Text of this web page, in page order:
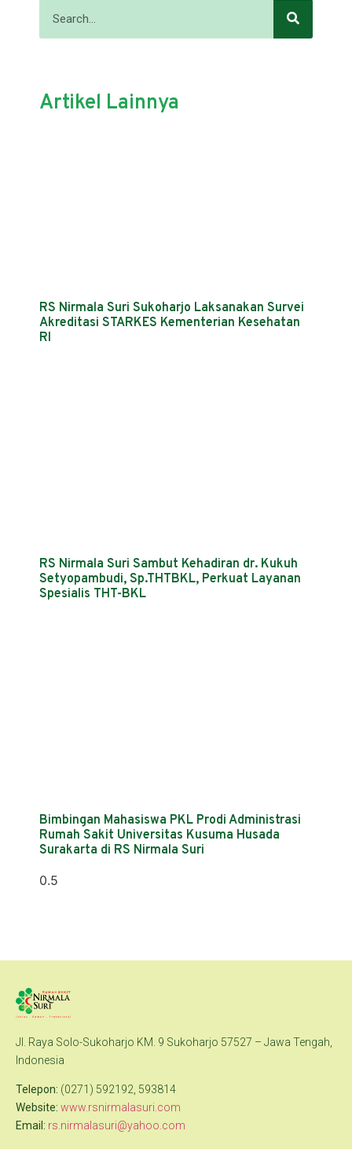
Artikel Lainnya
RS Nirmala Suri Sukoharjo Laksanakan Survei
Akreditasi STARKES Kementerian Kesehatan
RI
RS Nirmala Suri Sambut Kehadiran dr. Kukuh
Setyopambudi, Sp.THTBKL, Perkuat Layanan
Spesialis THT-BKL
Bimbingan Mahasiswa PKL Prodi Administrasi
Rumah Sakit Universitas Kusuma Husada
Surakarta di RS Nirmala Suri
Jl. Raya Solo-Sukoharjo KM. 9 Sukoharjo 57527 – Jawa Tengah,
Indonesia
Telepon: (0271) 592192, 593814
Website: www.rsnirmalasuri.com
Email: rs.nirmalasuri@yahoo.com